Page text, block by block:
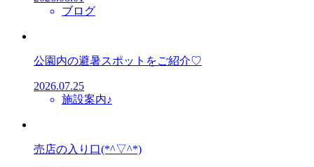
ブログ
公園内の避暑スポットをご紹介♡
2026.07.25
施設案内♪
売店の入り口(*^▽^*)